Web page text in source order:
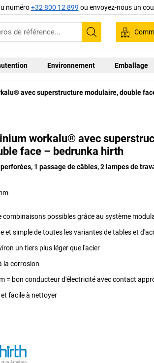
numéro+32 800 12 899 ou envoyez-nous un
Recherche
Environnement Emballage
avec superstructure modulaire, double
workalu® avec
face – bedrunka hirth
1 passage de câbles, 2 lampes de
combinaisons possibles grâce au système
et simple de toutes les variantes de tables et
un tiers plus léger que l'acier
la corrosion
= bon conducteur d'électricité avec contact
facile à nettoyer